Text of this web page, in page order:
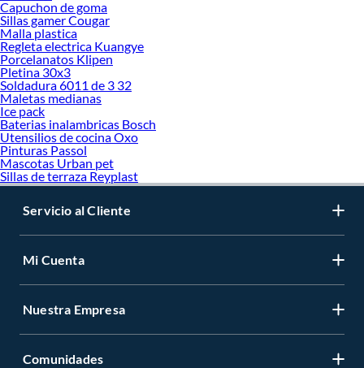
Capuchon de goma
Sillas gamer Cougar
Malla plastica
Regleta electrica Kuangye
Porcelanatos Klipen
Pletina 30x3
Soldadura 6011 de 3 32
Maletas medianas
Ice pack
Baterias inalambricas Bosch
Utensilios de cocina Oxo
Pinturas Passol
Mascotas Urban pet
Sillas de terraza Reyplast
Servicio al Cliente
Mi Cuenta
Nuestra Empresa
Comunidades